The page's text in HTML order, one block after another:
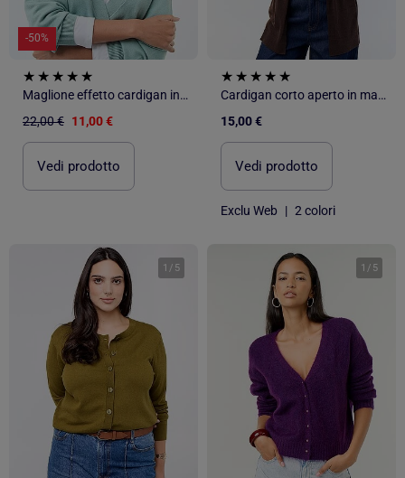
-50%
Maglione effetto cardigan incrociato con bottone dorato
22,00 € 11,00 €
Vedi prodotto
Cardigan corto aperto in maglia fine
15,00 €
Vedi prodotto
Exclu Web | 2 colori
1 / 5 1 / 5